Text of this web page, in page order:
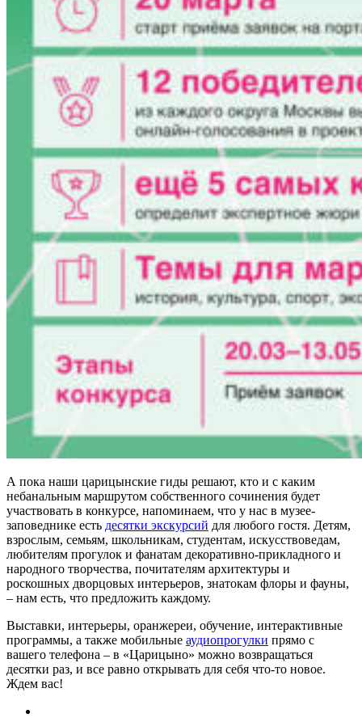
А пока наши царицынские гиды решают, кто и с каким
небанальным маршрутом собственного сочинения будет
участвовать в конкурсе, напоминаем, что у нас в музее-
заповеднике есть десятки экскурсий для любого гостя. Детям,
взрослым, семьям, школьникам, студентам, искусствоведам,
любителям прогулок и фанатам декоративно-прикладного и
народного творчества, почитателям архитектуры и
роскошных дворцовых интерьеров, знатокам флоры и фауны,
– нам есть, что предложить каждому.
Выставки, интерьеры, оранжереи, обучение, интерактивные
программы, а также мобильные аудиопрогулки прямо с
вашего телефона – в «Царицыно» можно возвращаться
десятки раз, и все равно открывать для себя что-то новое.
Ждем вас!